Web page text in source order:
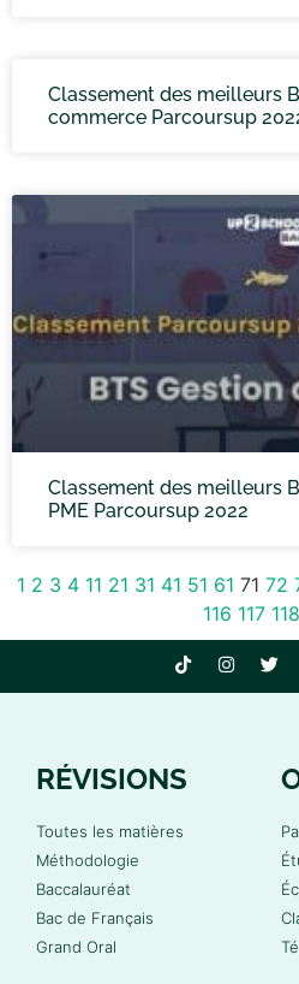
Classement des meilleurs
commerce Parcoursup
Classement des meilleurs
PME Parcoursup 2022
1 2 3 4 11 21 31 41 51 61 71 72
116 117 118
RÉVISIONS
Toutes les matières
Méthodologie
Baccalauréat
Bac de Français
Grand Oral